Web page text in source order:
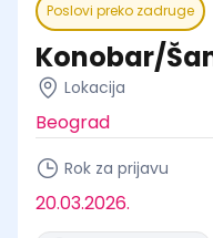
Poslovi preko zadruge
Konobar/
Lokacija
Beograd
Rok za prijavu
20.03.2026.